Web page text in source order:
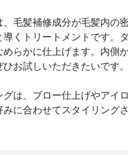
毛髪補修成分が毛髪内の
導くトリートメントです。
めらかに仕上げます。内側
お試しいただきたいです。
は、ブロー仕上げやアイ
に合わせてスタイリング